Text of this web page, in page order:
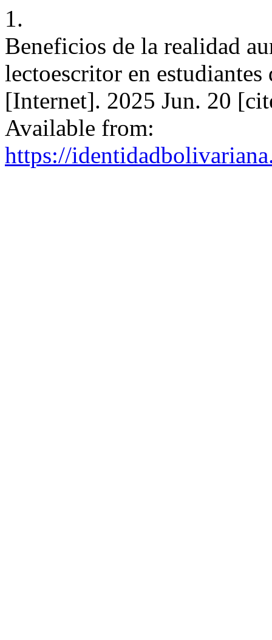
1.
Beneficios de la realidad
lectoescritor en
[Internet]. 2025 Jun. 20
Available from:
https://